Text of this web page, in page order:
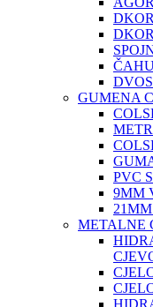
GUMENA
PVC
9MM
METALNE